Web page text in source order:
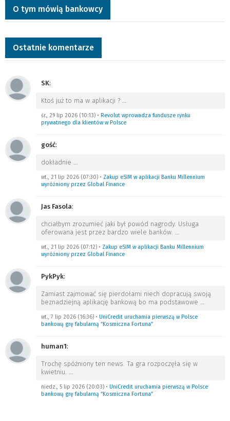
O tym mówią bankowcy
Ostatnie komentarze
SK:
Ktoś już to ma w aplikacji ? …
śr., 29 lip 2026 (10:13) • Revolut wprowadza fundusze rynku
prywatnego dla klientów w Polsce
gość:
dokładnie …
wt., 21 lip 2026 (07:30) • Zakup eSIM w aplikacji Banku Millennium
wyróżniony przez Global Finance
Jas Fasola:
chciałbym zrozumieć jaki był powód nagrody. Usługa
oferowana jest przez bardzo wiele banków. …
wt., 21 lip 2026 (07:12) • Zakup eSIM w aplikacji Banku Millennium
wyróżniony przez Global Finance
PykPyk:
Zamiast zajmować się pierdołami niech dopracują swoją
beznadziejną aplikację bankową bo ma podstawowe …
wt., 7 lip 2026 (16:36) • UniCredit uruchamia pierwszą w Polsce
bankową grę fabularną “Kosmiczna Fortuna”
human1:
Trochę spóźniony ten news. Ta gra rozpoczęła się w
kwietniu. …
niedz., 5 lip 2026 (20:03) • UniCredit uruchamia pierwszą w Polsce
bankową grę fabularną “Kosmiczna Fortuna”